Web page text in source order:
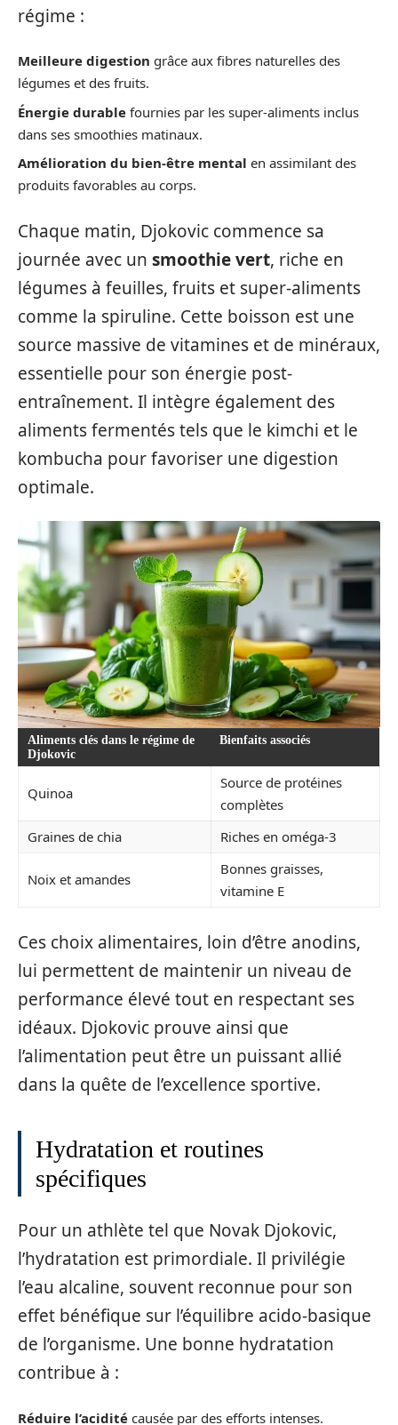
régime :
Meilleure digestion grâce aux fibres naturelles des
légumes et des fruits.
Énergie durable fournies par les super-aliments inclus
dans ses smoothies matinaux.
Amélioration du bien-être mental en assimilant des
produits favorables au corps.
Chaque matin, Djokovic commence sa
journée avec un smoothie vert, riche en
légumes à feuilles, fruits et super-aliments
comme la spiruline. Cette boisson est une
source massive de vitamines et de minéraux,
essentielle pour son énergie post-
entraînement. Il intègre également des
aliments fermentés tels que le kimchi et le
kombucha pour favoriser une digestion
optimale.
Aliments clés dans le régime de
Djokovic
Bienfaits associés
Quinoa
Source de protéines
complètes
Graines de chia
Riches en oméga-3
Noix et amandes
Bonnes graisses,
vitamine E
Ces choix alimentaires, loin d’être anodins,
lui permettent de maintenir un niveau de
performance élevé tout en respectant ses
idéaux. Djokovic prouve ainsi que
l’alimentation peut être un puissant allié
dans la quête de l’excellence sportive.
Hydratation et routines
spécifiques
Pour un athlète tel que Novak Djokovic,
l’hydratation est primordiale. Il privilégie
l’eau alcaline, souvent reconnue pour son
effet bénéfique sur l’équilibre acido-basique
de l’organisme. Une bonne hydratation
contribue à :
Réduire l’acidité causée par des efforts intenses.